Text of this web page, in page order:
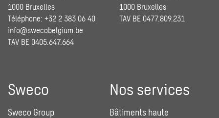
1000 Bruxelles
Téléphone: +32 2 383 06 40
info@swecobelgium.be
TAV BE 0405.647.664
1000 Bruxelles
TAV BE 0477.809.231
Sweco
Sweco Group
Nos services
Bâtiments haute